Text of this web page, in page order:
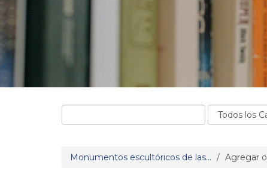
Monumentos escultóricos de las... Agregar